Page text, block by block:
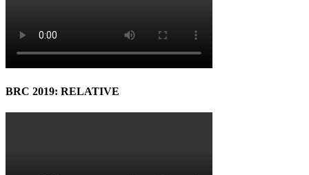
BRC 2019: RELATIVE